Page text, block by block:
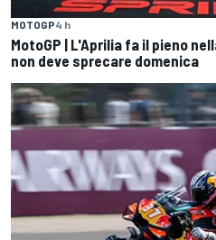
MOTOGP4 h
MotoGP | L'Aprilia fa il pieno
non deve sprecare domenica